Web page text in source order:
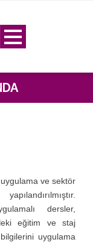
uygulama ve sektör
dersler,
eğitim ve staj
uygulama